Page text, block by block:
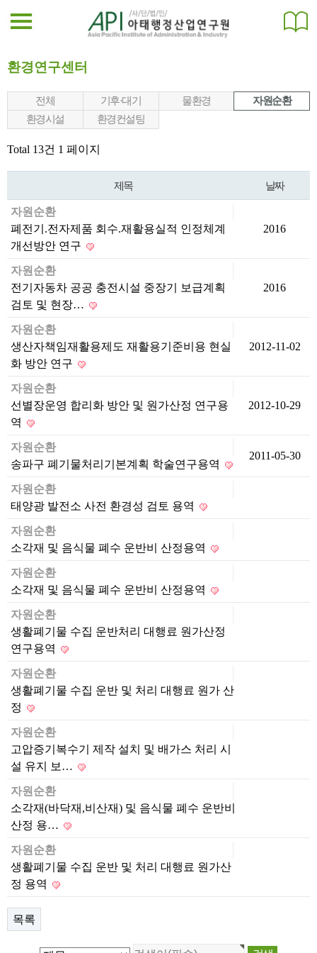
환경연구센터
전체 기후·대기 물환경
자원순환
환경시설
환경컨설팅
Total 13건 1 페이지
제목 날짜
자원순환
폐전기.전자제품 회수.재활용실적 인정체계
개선방안 연구
2016
자원순환
전기자동차 공공 충전시설 중장기 보급계획
검토 및 현장…
2016
자원순환
생산자책임재활용제도 재활용기준비용 현실
화 방안 연구
2012-11-02
자원순환
선별장운영 합리화 방안 및 원가산정 연구용
역
2012-10-29
자원순환
송파구 폐기물처리기본계획 학술연구용역
2011-05-30
자원순환
태양광 발전소 사전 환경성 검토 용역
자원순환
소각재 및 음식물 폐수 운반비 산정용역
자원순환
소각재 및 음식물 폐수 운반비 산정용역
자원순환
생활폐기물 수집 운반처리 대행료 원가산정
연구용역
자원순환
생활폐기물 수집 운반 및 처리 대행료 원가 산
정
자원순환
고압증기복수기 제작 설치 및 배가스 처리 시
설 유지 보…
자원순환
소각재(바닥재,비산재) 및 음식물 폐수 운반비
산정 용…
자원순환
생활폐기물 수집 운반 및 처리 대행료 원가산
정 용역
목록